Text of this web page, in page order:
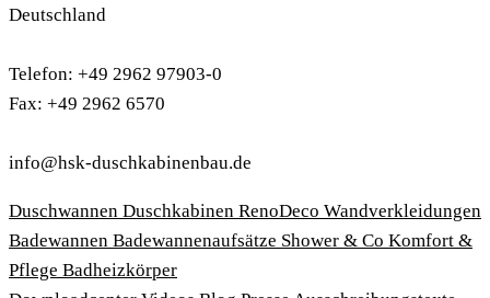
Deutschland
Telefon: +49 2962 97903-0
Fax: +49 2962 6570
info@hsk-duschkabinenbau.de
Duschwannen Duschkabinen RenoDeco Wandverkleidungen
Badewannen Badewannenaufsätze Shower & Co Komfort &
Pflege Badheizkörper